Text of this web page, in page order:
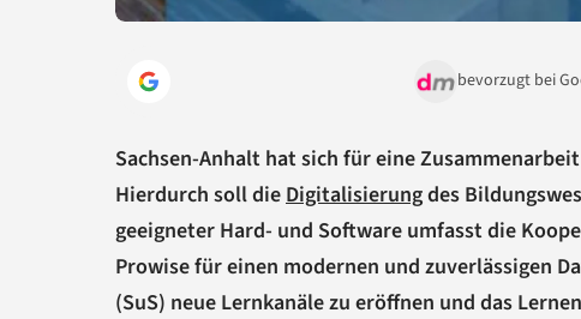
bevorzugt bei
Sachsen-Anhalt hat sich für eine
Hierdurch soll die Digitalisierungdes
geeigneter Hard- und Software umfasst die
Prowise für einen modernen und zuverlässigen
(SuS) neue Lernkanäle zu eröffnen und das